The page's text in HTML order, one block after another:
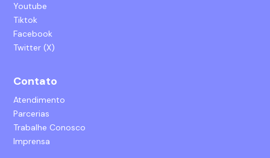
Youtube
Tiktok
Facebook
Twitter (X)
Contato
Atendimento
Parcerias
Trabalhe Conosco
Imprensa